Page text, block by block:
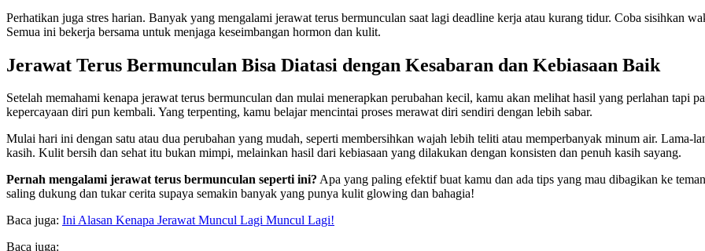
Perhatikan juga stres harian. Banyak yang mengalami jerawat terus bermunculan saat lagi deadline kerja atau kurang tidur. Coba sisihkan
Semua ini bekerja bersama untuk menjaga keseimbangan hormon dan kulit.
Jerawat Terus Bermunculan Bisa Diatasi dengan Kesabaran dan Kebiasaan Baik
Setelah memahami kenapa jerawat terus bermunculan dan mulai menerapkan perubahan kecil, kamu akan melihat hasil yang perlahan tapi
kepercayaan diri pun kembali. Yang terpenting, kamu belajar mencintai proses merawat diri sendiri dengan lebih sabar.
Mulai hari ini dengan satu atau dua perubahan yang mudah, seperti membersihkan wajah lebih teliti atau memperbanyak minum air. Lama-
kasih. Kulit bersih dan sehat itu bukan mimpi, melainkan hasil dari kebiasaan yang dilakukan dengan konsisten dan penuh kasih sayang.
Pernah mengalami jerawat terus bermunculan seperti ini? Apa yang paling efektif buat kamu dan ada tips yang mau dibagikan ke
saling dukung dan tukar cerita supaya semakin banyak yang punya kulit glowing dan bahagia!
Baca juga: Ini Alasan Kenapa Jerawat Muncul Lagi Muncul Lagi!
Baca juga: